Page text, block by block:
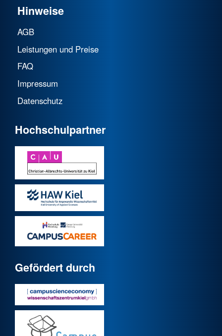
Hinweise
AGB
Leistungen und Preise
FAQ
Impressum
Datenschutz
Hochschulpartner
Gefördert durch